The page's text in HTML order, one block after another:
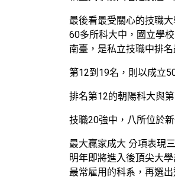
最後看最受關心的技職大
60多所科大中，國立學
南臺，是私立技職中排名
第12到19名，則以成立
排名第12的朝陽科大與
技職20強中，八所位於
最大贏家成大 分項表現
明年即將進入後頂尖大
最常雇用的科系，再選